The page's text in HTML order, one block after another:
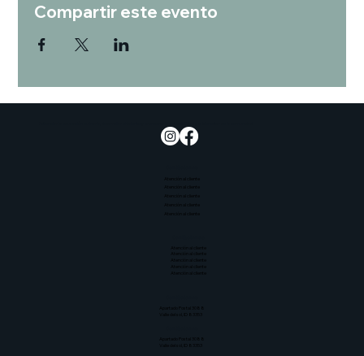
Compartir este evento
Apartado Postal 3088
Valle del sol, ID 83353
Apartado Postal 3088
Valle del sol, ID 83353
Atención al cliente
Atención al cliente
Atención al cliente
Atención al cliente
Atención al cliente
Atención al cliente
Atención al cliente
Atención al cliente
Atención al cliente
Atención al cliente